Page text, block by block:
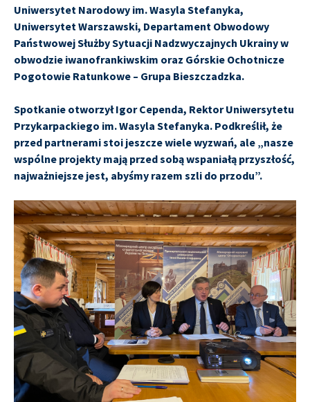
Uniwersytet Narodowy im. Wasyla Stefanyka,
Uniwersytet Warszawski, Departament Obwodowy
Państwowej Służby Sytuacji Nadzwyczajnych Ukrainy w
obwodzie iwanofrankiwskim oraz Górskie Ochotnicze
Pogotowie Ratunkowe – Grupa Bieszczadzka.
Spotkanie otworzył Igor Сependa, Rektor Uniwersytetu
Przykarpackiego im. Wasyla Stefanyka. Podkreślił, że
przed partnerami stoi jeszcze wiele wyzwań, ale „nasze
wspólne projekty mają przed sobą wspaniałą przyszłość,
najważniejsze jest, abyśmy razem szli do przodu”.